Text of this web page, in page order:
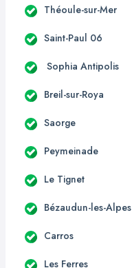
Théoule-sur-Mer
Saint-Paul 06
Sophia Antipolis
Breil-sur-Roya
Saorge
Peymeinade
Le Tignet
Bézaudun-les-Alpes
Carros
Les Ferres